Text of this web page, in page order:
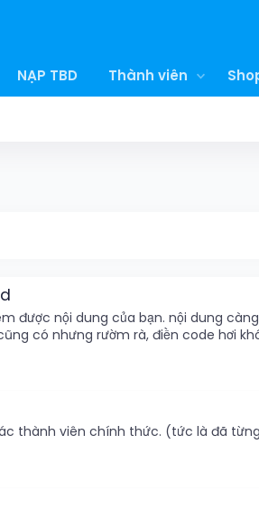
NẠP TBD Thành viên
được nội dung của bạn. nội dung
có nhưng rườm rà, điền code hơi
thành viên chính thức. (tức là đã